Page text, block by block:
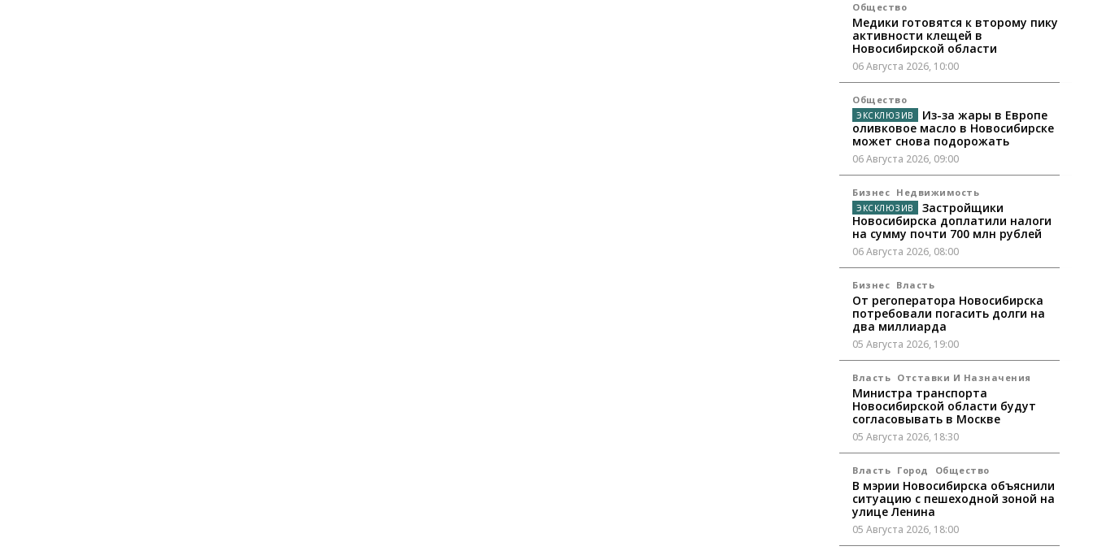
Общество
Медики готовятся к второму пику
активности клещей в
Новосибирской области
06 Августа 2026, 10:00
Общество
Из-за жары в Европе
оливковое масло в Новосибирске
может снова подорожать
06 Августа 2026, 09:00
Бизнес Недвижимость
Застройщики
Новосибирска доплатили налоги
на сумму почти 700 млн рублей
06 Августа 2026, 08:00
Бизнес Власть
От регоператора Новосибирска
потребовали погасить долги на
два миллиарда
05 Августа 2026, 19:00
Власть Отставки И Назначения
Министра транспорта
Новосибирской области будут
согласовывать в Москве
05 Августа 2026, 18:30
Власть Город Общество
В мэрии Новосибирска объяснили
ситуацию с пешеходной зоной на
улице Ленина
05 Августа 2026, 18:00